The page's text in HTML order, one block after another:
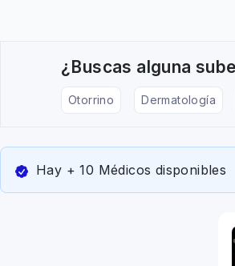
¿Buscas alguna
Otorrino Dermatología
Hay + 10 Médicos disponibles